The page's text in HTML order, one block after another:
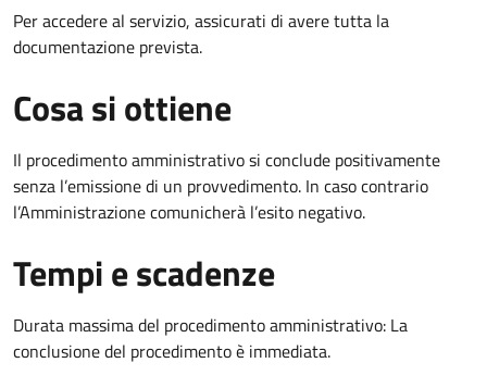
Per accedere al servizio, assicurati di avere tutta la
documentazione prevista.
Cosa si ottiene
Il procedimento amministrativo si conclude positivamente
senza l’emissione di un provvedimento. In caso contrario
l’Amministrazione comunicherà l’esito negativo.
Tempi e scadenze
Durata massima del procedimento amministrativo: La
conclusione del procedimento è immediata.